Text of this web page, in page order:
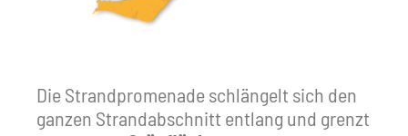
Die Strandpromenade schlängelt sich den
ganzen Strandabschnitt entlang und grenzt